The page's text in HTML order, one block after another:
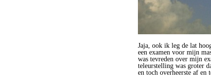
Jaja, ook ik leg de lat
een examen voor mijn
was tevreden over mijn
teleurstelling was groter
en toch overheerste af en